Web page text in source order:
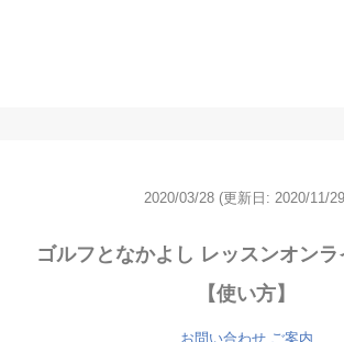
2020/03/28 (更新日: 2020/11/
ゴルフとなかよし レッスンオン
【使い方】
お問い合わせ ご案内